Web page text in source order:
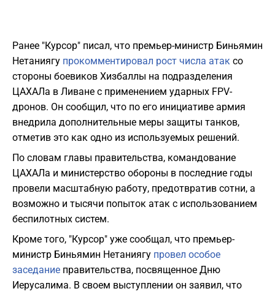
Ранее "Курсор" писал, что премьер-министр Биньямин
Нетаниягу прокомментировал рост числа атак со
стороны боевиков Хизбаллы на подразделения
ЦАХАЛа в Ливане с применением ударных FPV-
дронов. Он сообщил, что по его инициативе армия
внедрила дополнительные меры защиты танков,
отметив это как одно из используемых решений.
По словам главы правительства, командование
ЦАХАЛа и министерство обороны в последние годы
провели масштабную работу, предотвратив сотни, а
возможно и тысячи попыток атак с использованием
беспилотных систем.
Кроме того, "Курсор" уже сообщал, что премьер-
министр Биньямин Нетаниягу провел особое
заседание правительства, посвященное Дню
Иерусалима. В своем выступлении он заявил, что